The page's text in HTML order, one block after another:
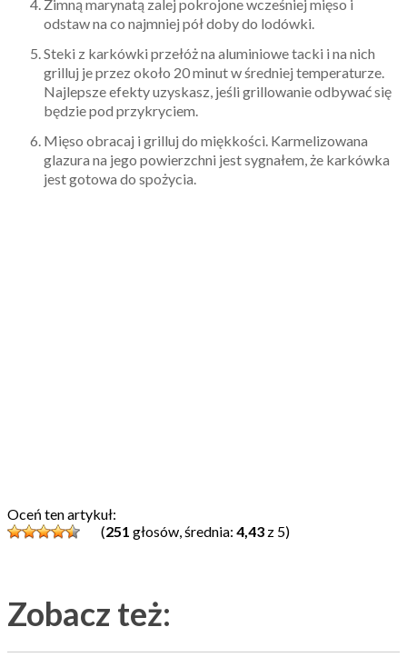
Zimną marynatą zalej pokrojone wcześniej mięso i
odstaw na co najmniej pół doby do lodówki.
Steki z karkówki przełóż na aluminiowe tacki i na nich
grilluj je przez około 20 minut w średniej temperaturze.
Najlepsze efekty uzyskasz, jeśli grillowanie odbywać się
będzie pod przykryciem.
Mięso obracaj i grilluj do miękkości. Karmelizowana
glazura na jego powierzchni jest sygnałem, że karkówka
jest gotowa do spożycia.
Oceń ten artykuł:
(251 głosów, średnia: 4,43 z 5)
Zobacz też: